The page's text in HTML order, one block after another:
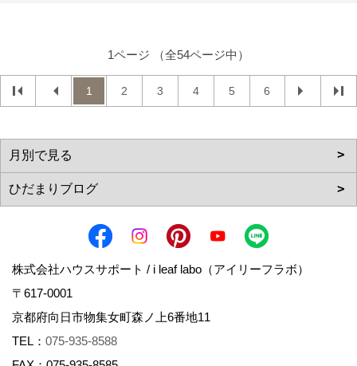
1ページ （全54ページ中）
1 2 3 4 5 6
株式会社ハウスサポート / i leaf labo（アイリーフラボ）
〒617-0001
京都府向日市物集女町森ノ上6番地11
TEL： 075-935-8588